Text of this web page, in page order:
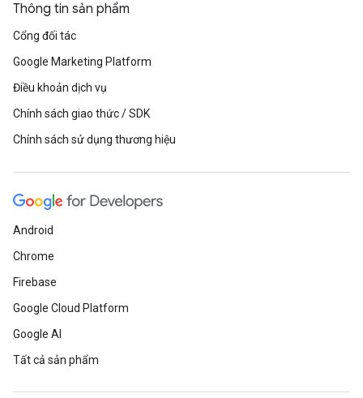
Thông tin sản phẩm
Cổng đối tác
Google Marketing Platform
Điều khoản dịch vụ
Chính sách giao thức / SDK
Chính sách sử dụng thương hiệu
Android
Chrome
Firebase
Google Cloud Platform
Google AI
Tất cả sản phẩm